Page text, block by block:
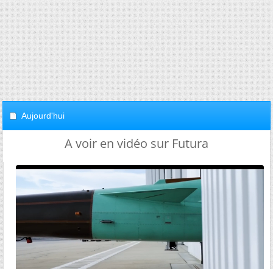
Aujourd'hui
A voir en vidéo sur Futura